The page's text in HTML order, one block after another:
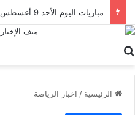
الرئيسية / اخبار الرياضة